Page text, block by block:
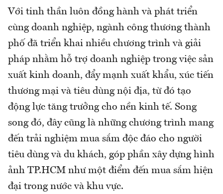
Với tinh thần luôn đồng hành và phát triển
cùng doanh nghiệp, ngành công thương thành
phố đã triển khai nhiều chương trình và giải
pháp nhằm hỗ trợ doanh nghiệp trong việc sản
xuất kinh doanh, đẩy mạnh xuất khẩu, xúc tiến
thương mại và tiêu dùng nội địa, từ đó tạo
động lực tăng trưởng cho nền kinh tế. Song
song đó, đây cũng là những chương trình mang
đến trải nghiệm mua sắm độc đáo cho người
tiêu dùng và du khách, góp phần xây dựng hình
ảnh TP.HCM như một điểm đến mua sắm hiện
đại trong nước và khu vực.